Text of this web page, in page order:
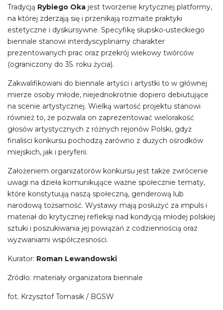
Tradycją Rybiego Oka jest tworzenie krytycznej platformy,
na której zderzają się i przenikają rozmaite praktyki
estetyczne i dyskursywne. Specyfikę słupsko-usteckiego
biennale stanowi interdyscyplinarny charakter
prezentowanych prac oraz przekrój wiekowy twórców
(ograniczony do 35. roku życia).
Zakwalifikowani do biennale artyści i artystki to w głównej
mierze osoby młode, niejednokrotnie dopiero debiutujące
na scenie artystycznej. Wielką wartość projektu stanowi
również to, że pozwala on zaprezentować wielorakość
głosów artystycznych z różnych rejonów Polski, gdyż
finaliści konkursu pochodzą zarówno z dużych ośrodków
miejskich, jak i peryferii.
Założeniem organizatorów konkursu jest także zwrócenie
uwagi na dzieła komunikujące ważne społecznie tematy,
które konstytuują naszą społeczną, genderową lub
narodową tożsamość. Wystawy mają posłużyć za impuls i
materiał do krytycznej refleksji nad kondycją młodej polskiej
sztuki i poszukiwania jej powiązań z codziennością oraz
wyzwaniami współczesności.
Kurator: Roman Lewandowski
Źródło: materiały organizatora biennale
fot. Krzysztof Tomasik / BGSW